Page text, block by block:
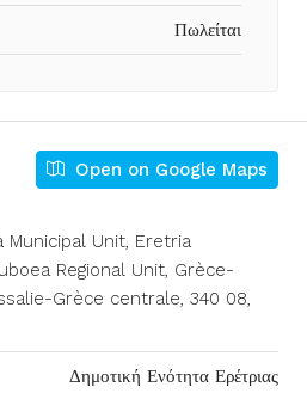
Πωλείται
Open on Google Maps
Municipal Unit, Eretria
Regional Unit, Grèce-
Grèce centrale, 340 08,
Δημοτική Ενότητα Ερέτριας